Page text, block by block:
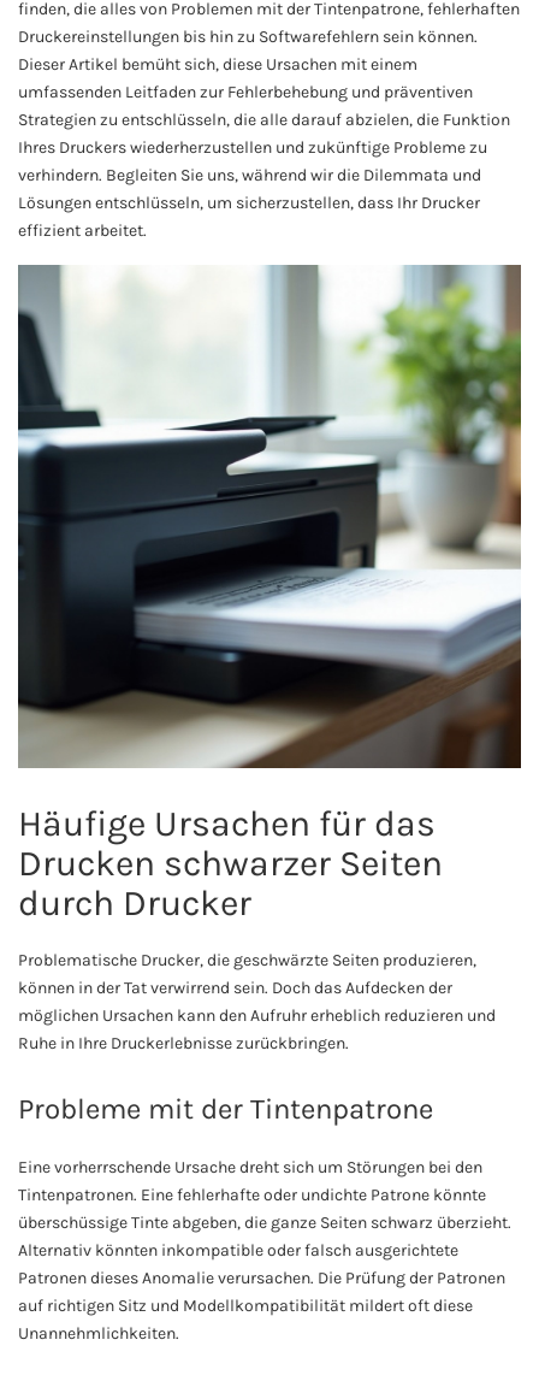
finden, die alles von Problemen mit der Tintenpatrone, fehlerhaften
Druckereinstellungen bis hin zu Softwarefehlern sein können.
Dieser Artikel bemüht sich, diese Ursachen mit einem
umfassenden Leitfaden zur Fehlerbehebung und präventiven
Strategien zu entschlüsseln, die alle darauf abzielen, die Funktion
Ihres Druckers wiederherzustellen und zukünftige Probleme zu
verhindern. Begleiten Sie uns, während wir die Dilemmata und
Lösungen entschlüsseln, um sicherzustellen, dass Ihr Drucker
effizient arbeitet.
Häufige Ursachen für das
Drucken schwarzer Seiten
durch Drucker
Problematische Drucker, die geschwärzte Seiten produzieren,
können in der Tat verwirrend sein. Doch das Aufdecken der
möglichen Ursachen kann den Aufruhr erheblich reduzieren und
Ruhe in Ihre Druckerlebnisse zurückbringen.
Probleme mit der Tintenpatrone
Eine vorherrschende Ursache dreht sich um Störungen bei den
Tintenpatronen. Eine fehlerhafte oder undichte Patrone könnte
überschüssige Tinte abgeben, die ganze Seiten schwarz überzieht.
Alternativ könnten inkompatible oder falsch ausgerichtete
Patronen dieses Anomalie verursachen. Die Prüfung der Patronen
auf richtigen Sitz und Modellkompatibilität mildert oft diese
Unannehmlichkeiten.